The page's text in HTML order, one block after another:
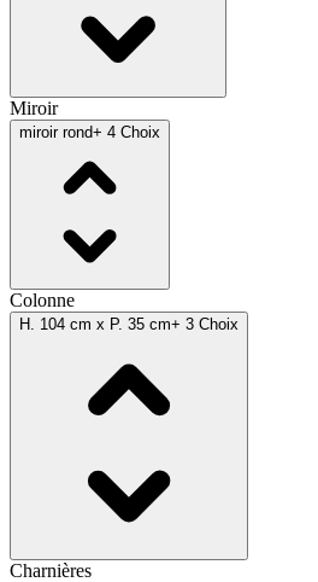
Miroir
miroir rond+ 4 Choix
Colonne
H. 104 cm x P. 35 cm+ 3 Choix
Charnières